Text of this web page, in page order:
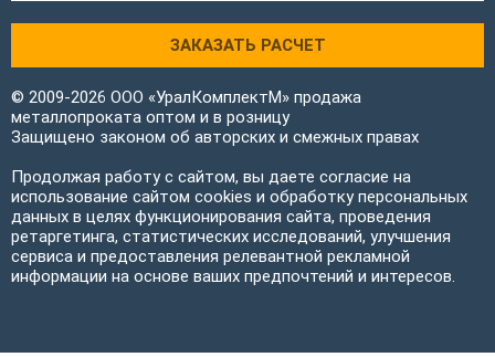
ЗАКАЗАТЬ РАСЧЕТ
© 2009-2026 ООО «УралКомплектМ» продажа
металлопроката оптом и в розницу
Защищено законом об авторских и смежных правах
Продолжая работу с сайтом, вы даете согласие на
использование сайтом cookies и обработку персональных
данных в целях функционирования сайта, проведения
ретаргетинга, статистических исследований, улучшения
сервиса и предоставления релевантной рекламной
информации на основе ваших предпочтений и интересов.